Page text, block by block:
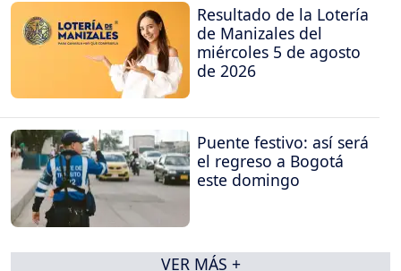
Resultado de la Lotería
de Manizales del
miércoles 5 de agosto
de 2026
Puente festivo: así será
el regreso a Bogotá
este domingo
VER MÁS +